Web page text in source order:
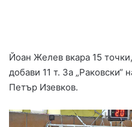
Йоан Желев вкара 15
добави 11 т. За „Раковски“
Петър Изевков.